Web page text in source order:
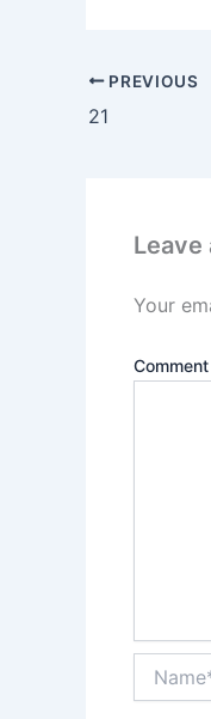
PREVIOUS
21
Leave
Your
Comment